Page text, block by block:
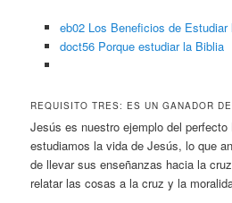
eb02 Los Beneficios de Estudiar
doct56 Porque estudiar la Biblia
REQUISITO TRES: ES UN GANADOR
Jesús es nuestro ejemplo del
estudiamos la vida de Jesús, lo que
de llevar sus enseñanzas hacia la
relatar las cosas a la cruz y la